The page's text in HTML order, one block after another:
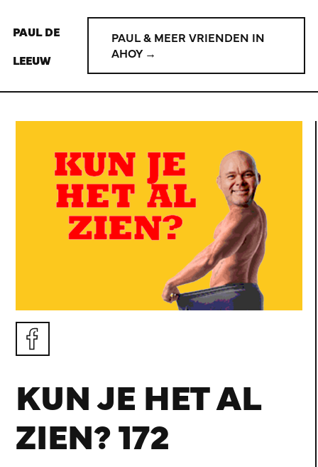
PAUL DE
LEEUW
PAUL & MEER VRIENDEN IN
AHOY →
KUN JE HET AL
ZIEN? 172